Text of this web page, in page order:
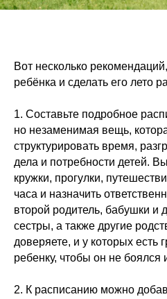
Вот несколько
ребёнка и сделать его лето
1. Составьте подробное
но незаменимая вещь,
структурировать время,
дела и потребности детей.
кружки, прогулки,
часа и назначить
второй родитель, бабушки и
сестры, а также другие
доверяете, и у которых есть
ребенку, чтобы он не боялся
2. К расписанию можно